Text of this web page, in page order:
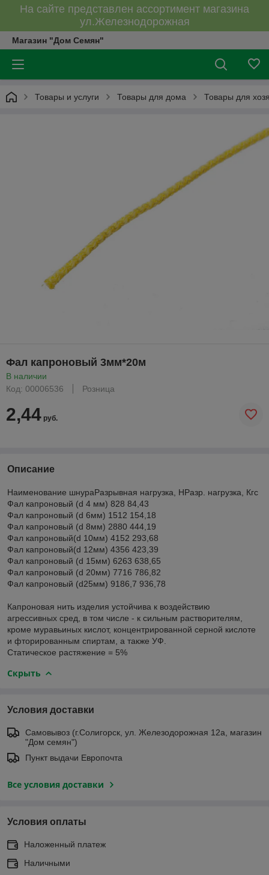
На сайте представлен ассортимент магазина
ул.Железнодорожная
Магазин "Дом Семян"
Товары и услуги Товары для дома Товары для
Фал капроновый 3мм*20м
В наличии
Код: 00006536
Розница
2,44 руб.
Описание
Наименование шнураРазрывная нагрузка, НРазр. нагрузка, Кгс
Фал капроновый (d 4 мм) 828 84,43
Фал капроновый (d 6мм) 1512 154,18
Фал капроновый (d 8мм) 2880 444,19
Фал капроновый(d 10мм) 4152 293,68
Фал капроновый(d 12мм) 4356 423,39
Фал капроновый (d 15мм) 6263 638,65
Фал капроновый (d 20мм) 7716 786,82
Фал капроновый (d25мм) 9186,7 936,78
Капроновая нить изделия устойчива к воздействию
агрессивных сред, в том числе - к сильным растворителям,
кроме муравьиных кислот, концентрированной серной кислоте
и фторированным спиртам, а также УФ.
Статическое растяжение = 5%
Скрыть
Условия доставки
Самовывоз (г.Солигорск, ул. Железодорожная 12а, магазин
"Дом семян")
Пункт выдачи Европочта
Все условия доставки
Условия оплаты
Наложенный платеж
Наличными